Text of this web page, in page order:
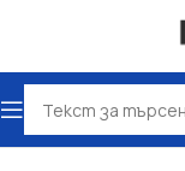
Начало Сухо